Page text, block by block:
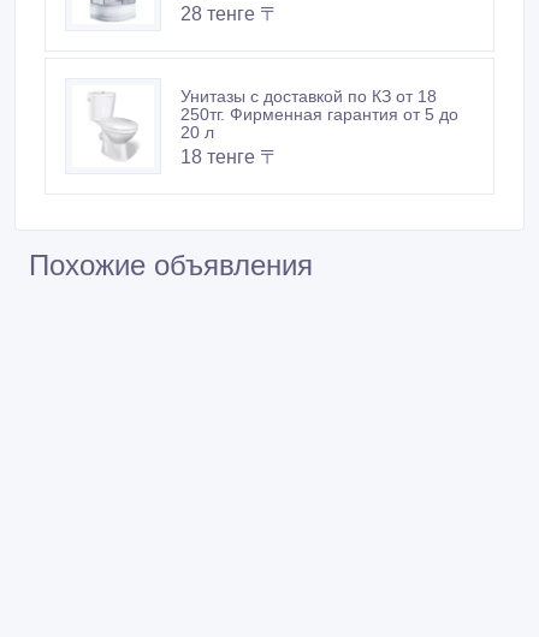
28 тенге 〒
Унитазы с доставкой по КЗ от 18
250тг. Фирменная гарантия от 5 до
20 л
18 тенге 〒
Похожие объявления